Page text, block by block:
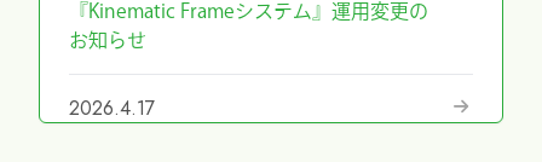
『Kinematic Frameシステム』運用変更の
お知らせ
2026.4.17